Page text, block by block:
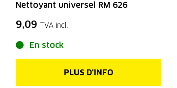
Nettoyant universel RM 626
9,09 TVA incl.
En stock
PLUS D'INFO